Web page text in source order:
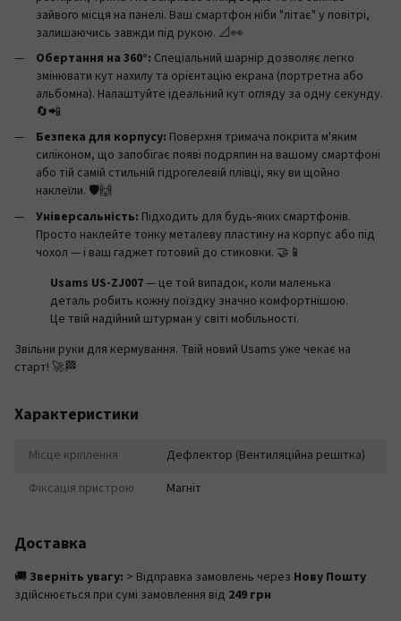
зайвого місця на панелі. Ваш смартфон ніби "літає" у повітрі,
залишаючись завжди під рукою. 📐👀
Обертання на 360°: Спеціальний шарнір дозволяє легко
змінювати кут нахилу та орієнтацію екрана (портретна або
альбомна). Налаштуйте ідеальний кут огляду за одну секунду.
🔄📲
Безпека для корпусу: Поверхня тримача покрита м'яким
силіконом, що запобігає появі подряпин на вашому смартфоні
або тій самій стильній гідрогелевій плівці, яку ви щойно
наклеїли. 🛡️🙌
Універсальність: Підходить для будь-яких смартфонів.
Просто наклейте тонку металеву пластину на корпус або під
чохол — і ваш гаджет готовий до стиковки. 🤝📱
Usams US-ZJ007— це той випадок, коли маленька
деталь робить кожну поїздку значно комфортнішою.
Це твій надійний штурман у світі мобільності.
Звільни руки для кермування. Твій новий Usams уже чекає на
старт! 🚀🏁
Характеристики
Місце кріплення
Дефлектор (Вентиляційна решітка)
Фіксація пристрою
Магніт
Доставка
🚚 Зверніть увагу: > Відправка замовлень через Нову Пошту
здійснюється при сумі замовлення від 249 грн